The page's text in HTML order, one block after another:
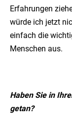
Erfahrungen
würde ich jetzt
einfach die
Menschen aus.
Haben Sie in
getan?